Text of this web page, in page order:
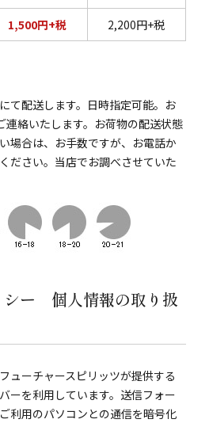
1,500円+税 2,200円+税
て配送します。日時指定可能。お
連絡いたします。お荷物の配送状態
場合は、お手数ですが、お電話か
ださい。当店でお調べさせていた
シー 個人情報の取り扱
ューチャースピリッツが提供する
ーを利用しています。送信フォー
利用のパソコンとの通信を暗号化